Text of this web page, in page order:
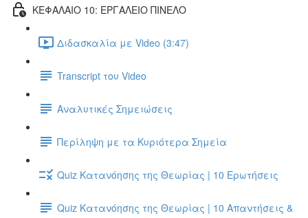
ΚΕΦΑΛΑΙΟ 10: ΕΡΓΑΛΕΙΟ ΠΙΝΕΛΟ
Διδασκαλία με Video (3:47)
Transcript του Video
Αναλυτικές Σημειώσεις
Περίληψη με τα Κυριότερα Σημεία
Quiz Κατανόησης της Θεωρίας | 10 Ερωτήσεις
Quiz Κατανόησης της Θεωρίας | 10 Απαντήσεις &